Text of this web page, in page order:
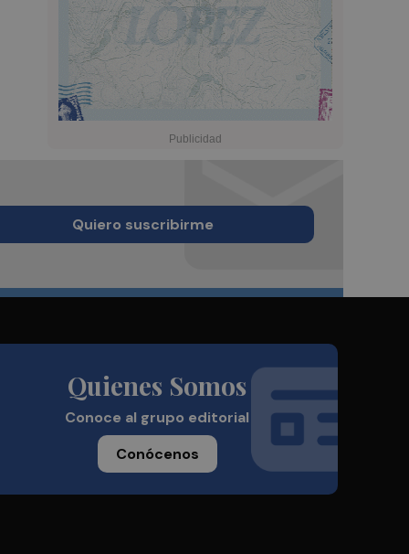
Quiero suscribirme
Quienes Somos
Conoce al grupo editorial
Conócenos